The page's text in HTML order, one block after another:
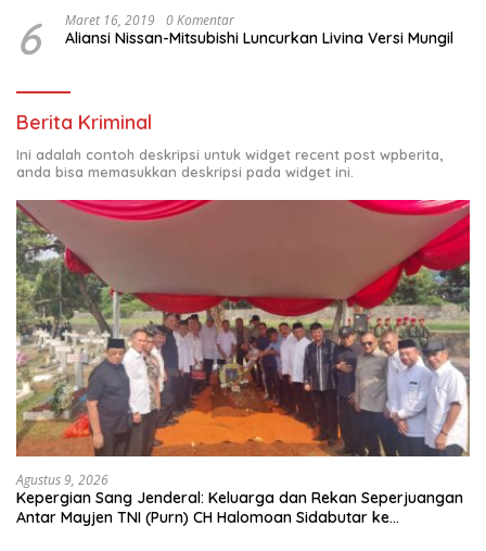
6 Maret 16, 2019 0 Komentar
Aliansi Nissan-Mitsubishi Luncurkan Livina Versi Mungil
Berita Kriminal
Ini adalah contoh deskripsi untuk widget recent post wpberita,
anda bisa memasukkan deskripsi pada widget ini.
Agustus 9, 2026
Kepergian Sang Jenderal: Keluarga dan Rekan Seperjuangan
Antar Mayjen TNI (Purn) CH Halomoan Sidabutar ke